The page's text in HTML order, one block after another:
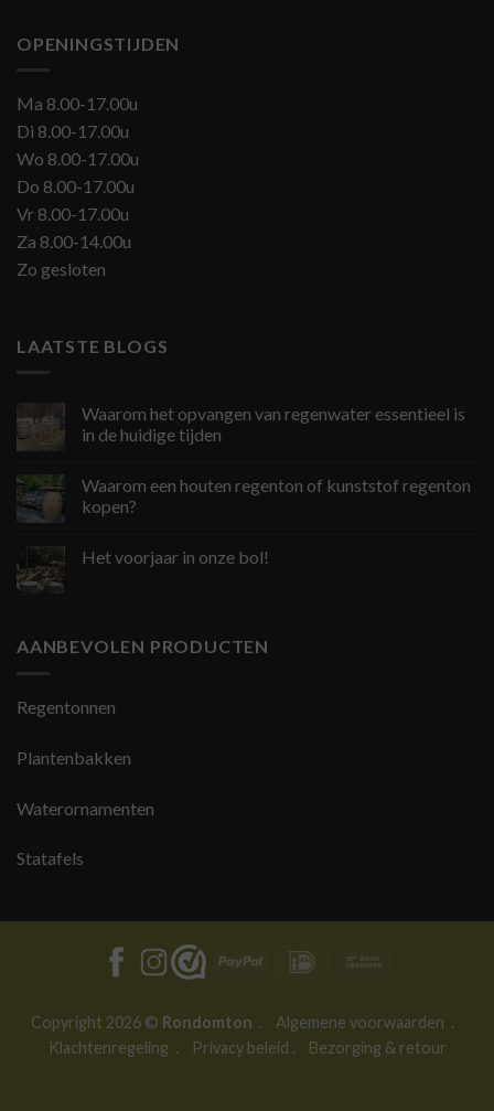
OPENINGSTIJDEN
Ma 8.00-17.00u
Di 8.00-17.00u
Wo 8.00-17.00u
Do 8.00-17.00u
Vr 8.00-17.00u
Za 8.00-14.00u
Zo gesloten
LAATSTE BLOGS
Waarom het opvangen van regenwater essentieel is
in de huidige tijden
Waarom een houten regenton of kunststof regenton
kopen?
Het voorjaar in onze bol!
AANBEVOLEN PRODUCTEN
Regentonnen
Plantenbakken
Waterornamenten
Statafels
PayPal IDeal
Copyright 2026 © Rondomton . Algemene voorwaarden .
Klachtenregeling . Privacy beleid . Bezorging & retour